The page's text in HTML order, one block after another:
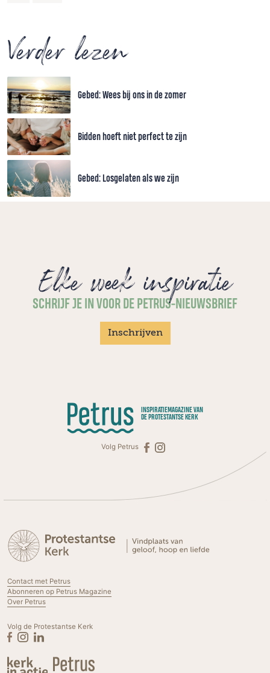
Verder lezen
Gebed: Wees bij ons in de zomer
Bidden hoeft niet perfect te zijn
Gebed: Losgelaten als we zijn
Elke week inspiratie
SCHRIJF JE IN VOOR DE PETRUS-NIEUWSBRIEF
Inschrijven
INSPIRATIEMAGAZINE VAN
DE PROTESTANTSE KERK
Volg Petrus
Contact met Petrus
Abonneren op Petrus Magazine
Over Petrus
Volg de Protestantse Kerk